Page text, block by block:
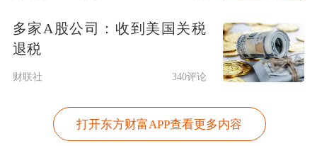
的消费热点不断涌现。
董希淼表示，从参与主体看，以银行业
金融机构为主，其他机构积极参与。目
前，商业银行仍是我国消费金融市场最
多家A股公司：收到美国关税
退税
财联社 340评论
打开东方财富APP查看更多内容